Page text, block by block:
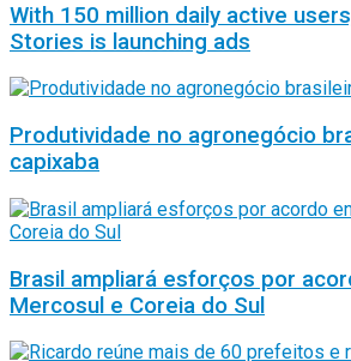
With 150 million daily active
Stories is launching ads
Produtividade no agronegócio
capixaba
Brasil ampliará esforços por
Mercosul e Coreia do Sul